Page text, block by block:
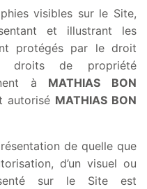
visibles sur le Site,
et illustrant les
protégés par le droit
droits de propriété
à MATHIAS BON
autorisé MATHIAS BON
de quelle que
d’un visuel ou
sur le Site est